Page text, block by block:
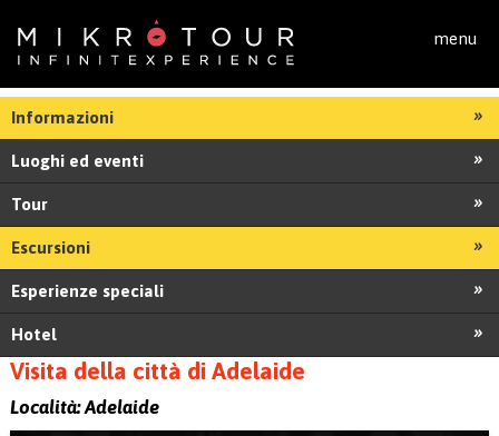
menu
Informazioni
Luoghi ed eventi
Tour
Escursioni
Esperienze speciali
Hotel
Visita della città di Adelaide
Località:Adelaide